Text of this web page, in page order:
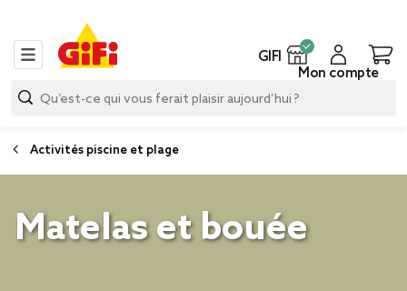
GIFI
Mon compte
Activités piscine et plage
Matelas et bouée